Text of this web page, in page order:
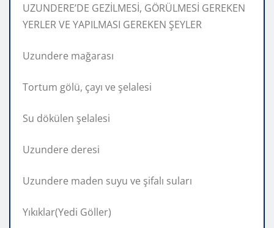
UZUNDERE’DE GEZİLMESİ, GÖRÜLMESİ GEREKEN
YERLER VE YAPILMASI GEREKEN ŞEYLER
Uzundere mağarası
Tortum gölü, çayı ve şelalesi
Su dökülen şelalesi
Uzundere deresi
Uzundere maden suyu ve şifalı suları
Yıkıklar(Yedi Göller)